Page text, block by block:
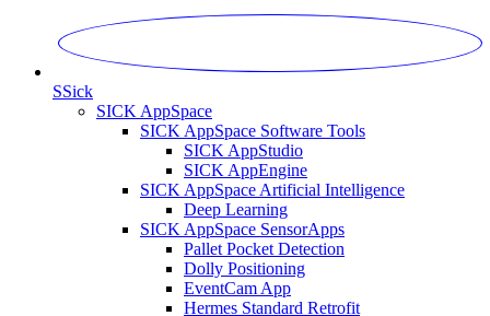
SSick
SICK AppSpace
SICK AppSpace Software Tools
SICK AppStudio
SICK AppEngine
SICK AppSpace Artificial Intelligence
Deep Learning
SICK AppSpace SensorApps
Pallet Pocket Detection
Dolly Positioning
EventCam App
Hermes Standard Retrofit